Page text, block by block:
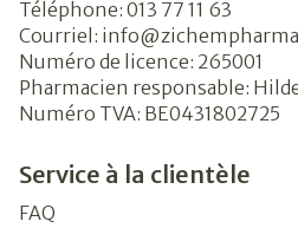
Téléphone: 013 77 11 63
Courriel: info@
Numéro de licence: 265001
Pharmacien responsable:
Numéro TVA: BE0431802725
Service à la clientèle
FAQ